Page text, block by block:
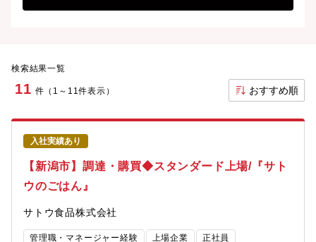
検索結果一覧
11 件（1～11件表示） おすすめ順
入社実績あり
【新潟市】調達・購買◆スタンダード上場/『サト
ウのごはん』
サトウ食品株式会社
管理職・マネージャー経験 上場企業 正社員